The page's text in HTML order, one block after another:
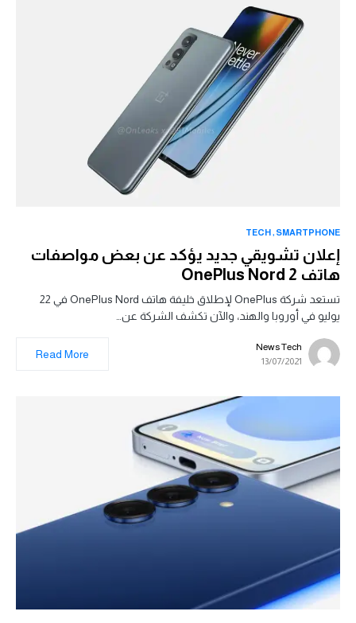
SMARTPHONE
TECH
إعلان تشويقي جديد يؤكد عن بعض مواصفات
هاتف OnePlus Nord 2
تستعد شركة OnePlus لإطلاق خليفة هاتف OnePlus Nord في 22
يوليو في أوروبا والهند، والآن تكشف الشركة عن…
News Tech
13/07/2021
Read More